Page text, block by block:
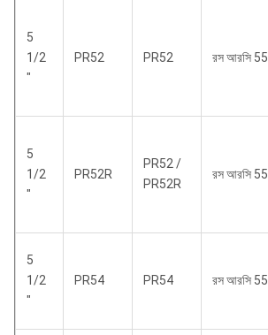
5
1/2
"
PR52 PR52 রস আরসি 55
5
1/2
"
PR52R
PR52 /
PR52R
রস আরসি 55
5
1/2
"
PR54 PR54 রস আরসি 55